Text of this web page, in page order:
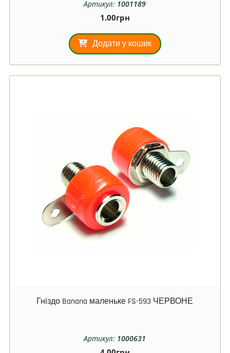
Артикул: 1001189
1.00грн
Додати у кошик
Гніздо Banana маленьке FS-593 ЧЕРВОНЕ
Артикул: 1000631